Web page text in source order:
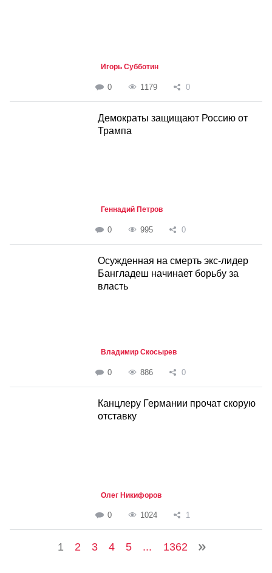
Игорь Субботин
0 1179 0
Демократы защищают Россию от
Трампа
Геннадий Петров
0 995 0
Осужденная на смерть экс-лидер
Бангладеш начинает борьбу за
власть
Владимир Скосырев
0 886 0
Канцлеру Германии прочат скорую
отставку
Олег Никифоров
0 1024 1
1 2 3 4 5 ... 1362